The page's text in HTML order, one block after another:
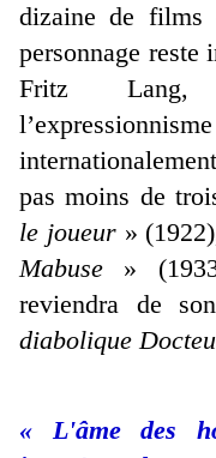
dizaine de films
personnage reste
Fritz
pas moins de
le joueur»
Mabuse »
reviendra de
diabolique
« L'âme des